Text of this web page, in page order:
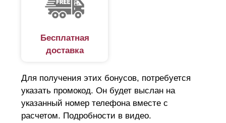
Бесплатная
доставка
Для получения этих бонусов, потребуется
указать промокод. Он будет выслан на
указанный номер телефона вместе с
расчетом. Подробности в видео.